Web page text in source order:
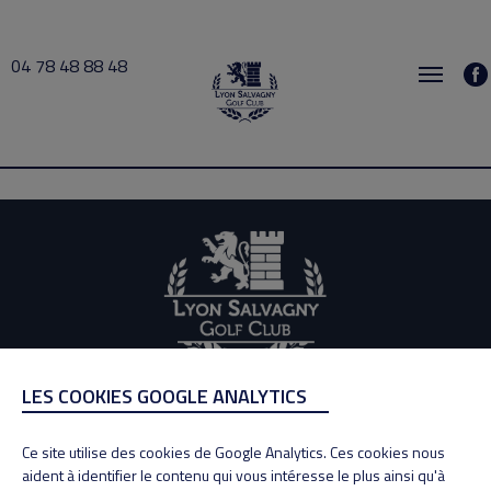
04 78 48 88 48
EDG 2025-12-03 07:00 → 2025-12-03 22:00
ADRESSE
69890 La Tour de Salvagny
Tél : 04 78 48 88 48
LES COOKIES GOOGLE ANALYTICS
Ce site utilise des cookies de Google Analytics. Ces cookies nous
aident à identifier le contenu qui vous intéresse le plus ainsi qu'à